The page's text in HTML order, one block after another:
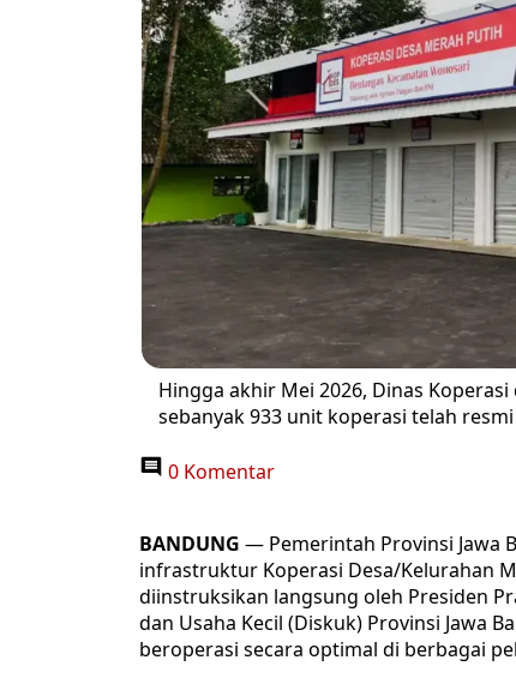
Hingga akhir Mei 2026, Dinas
sebanyak 933 unit koperasi telah
0 Komentar
BANDUNG — Pemerintah Provinsi Jawa
infrastruktur Koperasi Desa/Kelurahan
diinstruksikan langsung oleh Presiden
dan Usaha Kecil (Diskuk) Provinsi Jawa
beroperasi secara optimal di berbagai